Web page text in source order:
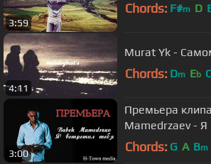
3:59
Chords: F#m D
4:11
Murat Yk
Chords: Dm Eb C
3:00
Премьера
Mamedrzaev - Я
(SubhanAllah)
Chords: G A Bm